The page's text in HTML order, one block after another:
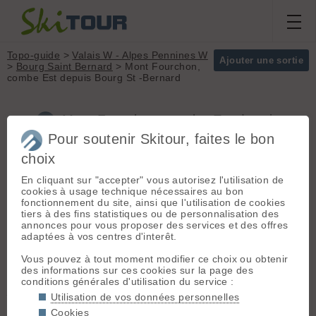
Ajouter une sortie
Topo-guide >Valais W - Alpes Pennines W
> Bourg Saint Bernard > Mont Fourchon,
combe Est depuis Bourg St -Bernard
Mont Fourchon, combe Est depuis
Bourg St -Bernard (Valais W - Alpes
Massif :Valais W -
Alpes Pennines W
Sommet :Mont
Dénivelé : 1250 m.
Difficulté de
montée :
Départ :Bourg Saint Bernard
(1927 m) - Martigny, route du tunnel
du Grand Saint bernard, juste avant
le péage de celui-ci, sortir à droite à
Itinéraire :Montée par la route
jusqu'au col du Gd Saint-Bernard
(avant le col, plutôt rive droite de la
combe des morts).
Pour soutenir Skitour, faites le bon
choix
En cliquant sur "accepter" vous autorisez l'utilisation de
cookies à usage technique nécessaires au bon
fonctionnement du site, ainsi que l'utilisation de cookies
tiers à des fins statistiques ou de personnalisation des
annonces pour vous proposer des services et des offres
adaptées à vos centres d'interêt.
Vous pouvez à tout moment modifier ce choix ou obtenir
des informations sur ces cookies sur la page des
conditions générales d'utilisation du service :
Utilisation de vos données personnelles
Cookies